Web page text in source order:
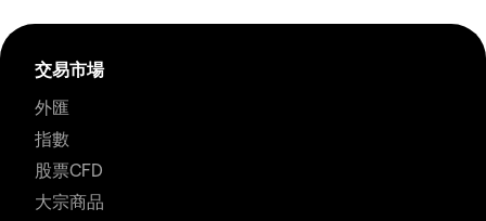
交易市場
外匯
指數
股票CFD
大宗商品